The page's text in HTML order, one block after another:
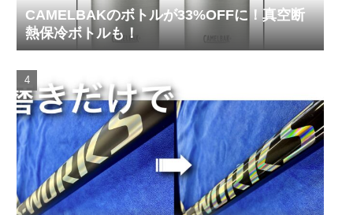
CAMELBAKのボトルが33%OFFに！真空断
熱保冷ボトルも！